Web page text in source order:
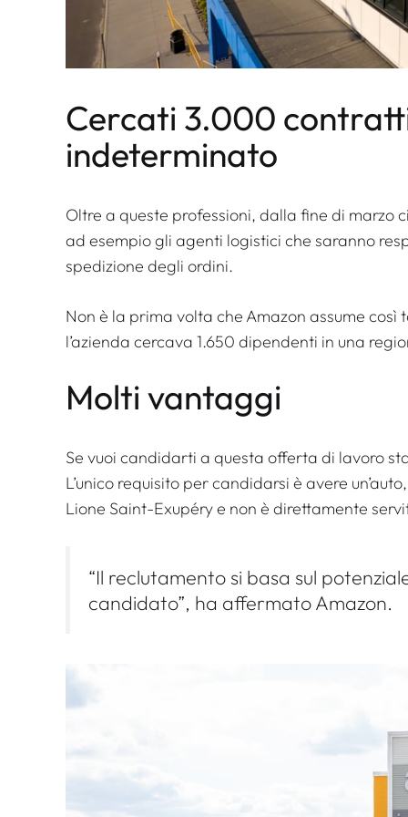
Cercati 3.000
indeterminato
Oltre a queste professioni, dalla fine di marzo
ad esempio gli agenti logistici che saranno
spedizione degli ordini.
Non è la prima volta che Amazon assume
l’azienda cercava 1.650 dipendenti in una
Molti vantaggi
Se vuoi candidarti a questa offerta di lavoro
L’unico requisito per candidarsi è avere
Lione Saint-Exupéry e non è direttamente
“Il reclutamento si basa sul
candidato”, ha affermato Amazon.